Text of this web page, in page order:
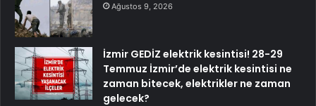
Ağustos 9, 2026
İzmir GEDİZ elektrik kesintisi! 28-29
Temmuz İzmir’de elektrik kesintisi ne
zaman bitecek, elektrikler ne zaman
gelecek?